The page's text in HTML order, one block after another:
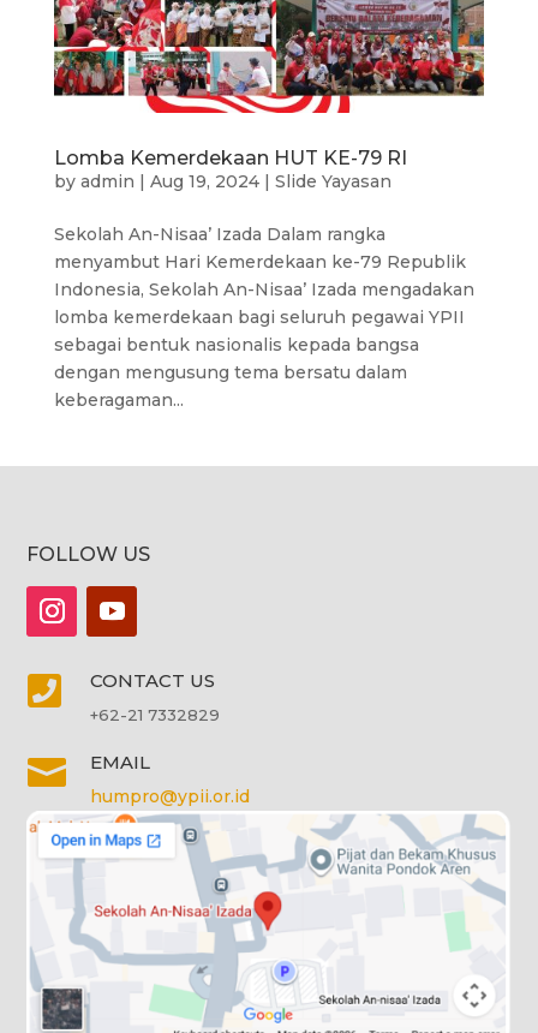
Lomba Kemerdekaan HUT KE-79 RI
by admin Aug 19, 2024| Slide Yayasan
Sekolah An-Nisaa’ Izada Dalam rangka
menyambut Hari Kemerdekaan ke-79 Republik
Indonesia, Sekolah An-Nisaa’ Izada mengadakan
lomba kemerdekaan bagi seluruh pegawai YPII
sebagai bentuk nasionalis kepada bangsa
dengan mengusung tema bersatu dalam
keberagaman...
FOLLOW US
 CONTACT US
+62-21 7332829
 EMAIL
humpro@ypii.or.id